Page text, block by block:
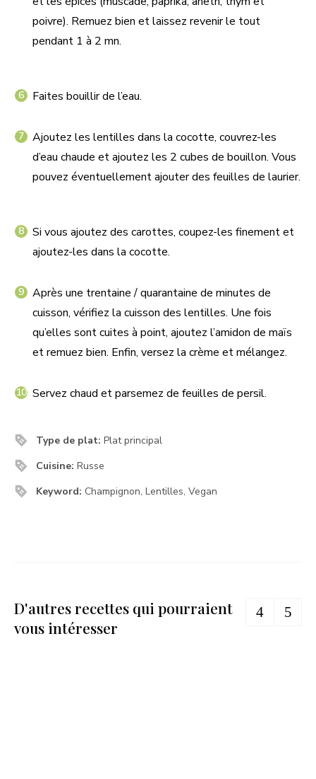
poivre). Remuez bien et laissez revenir le tout
pendant 1 à 2 mn.
Faites bouillir de l’eau.
Ajoutez les lentilles dans la cocotte, couvrez-les
d’eau chaude et ajoutez les 2 cubes de bouillon. Vous
pouvez éventuellement ajouter des feuilles de laurier.
Si vous ajoutez des carottes, coupez-les finement et
ajoutez-les dans la cocotte.
Après une trentaine / quarantaine de minutes de
cuisson, vérifiez la cuisson des lentilles. Une fois
qu’elles sont cuites à point, ajoutez l’amidon de maïs
et remuez bien. Enfin, versez la crème et mélangez.
Servez chaud et parsemez de feuilles de persil.
Type de plat:Plat principal
Cuisine:Russe
Keyword: Champignon, Lentilles, Vegan
D'autres recettes qui pourraient
vous intéresser